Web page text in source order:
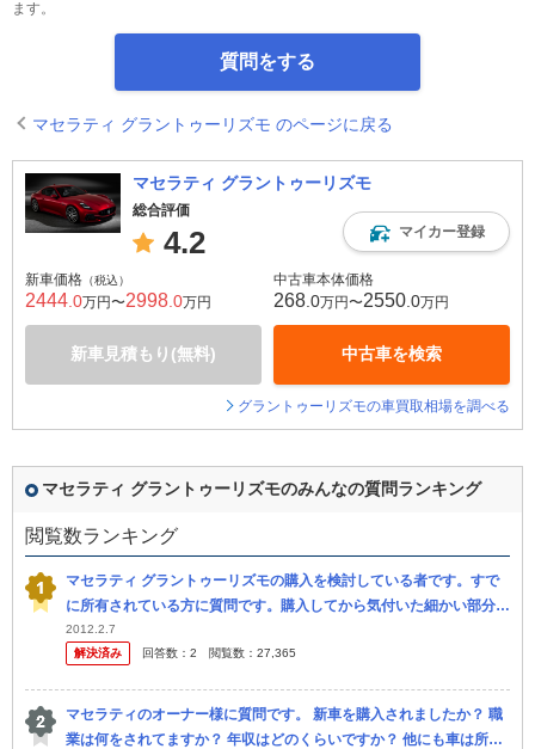
ます。
質問をする
マセラティ グラントゥーリズモ のページに戻る
マセラティ グラントゥーリズモ
総合評価
4.2 マイカー登録
新車価格 （税込）
2444 .0万円〜2998 .0万円
新車見積もり(無料)
中古車本体価格
268 .0万円〜2550 .0万円
中古車を検索
グラントゥーリズモの車買取相場を調べる
マセラティ グラントゥーリズモのみんなの質問ランキング
閲覧数ランキング
マセラティ グラントゥーリズモの購入を検討している者です。すで
に所有されている方に質問です。購入してから気付いた細かい部分な
どありましたら教えてください。 セカンドカーとしてでなくメイン
の使用...
2012.2.7
解決済み
回答数： 2 閲覧数： 27,365
マセラティのオーナー様に質問です。 新車を購入されましたか？ 職
業は何をされてますか？ 年収はどのくらいですか？ 他にも車は所有